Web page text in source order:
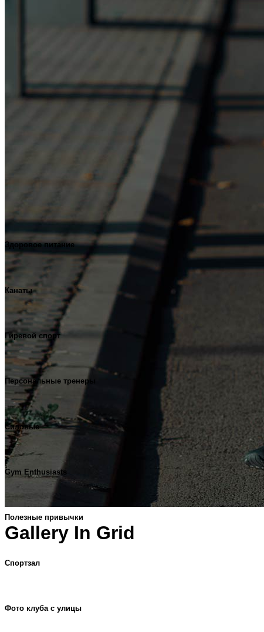
Gallery In Grid
Здоровое питание
Канаты
Гиревой спорт
Персональные тренеры
Силовые
Gym Enthusiasts
Полезные привычки
Спортзал
Фото клуба с улицы